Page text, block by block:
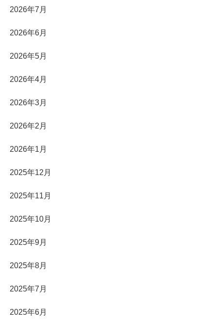
2026年7月
2026年6月
2026年5月
2026年4月
2026年3月
2026年2月
2026年1月
2025年12月
2025年11月
2025年10月
2025年9月
2025年8月
2025年7月
2025年6月